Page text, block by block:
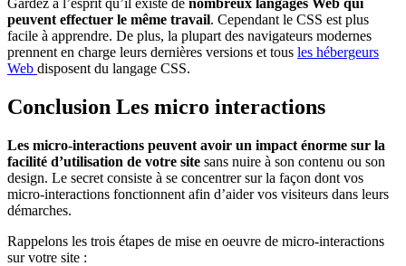
Gardez à l’esprit qu’il existe de nombreux langages Web qui
peuvent effectuer le même travail. Cependant le CSS est plus
facile à apprendre. De plus, la plupart des navigateurs modernes
prennent en charge leurs dernières versions et tous les hébergeurs
Web disposent du langage CSS.
Conclusion Les micro interactions
Les micro-interactions peuvent avoir un impact énorme sur la
facilité d’utilisation de votre site sans nuire à son contenu ou son
design. Le secret consiste à se concentrer sur la façon dont vos
micro-interactions fonctionnent afin d’aider vos visiteurs dans leurs
démarches.
Rappelons les trois étapes de mise en oeuvre de micro-interactions
sur votre site :